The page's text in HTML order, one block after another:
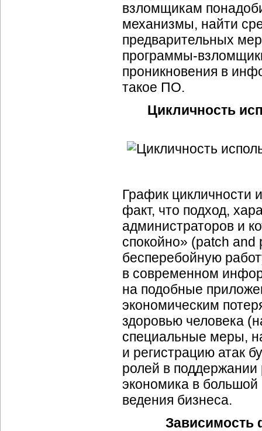
взломщикам
механизмы, найти
предварительных
программы-
проникновения в
такое ПО.
Цикличность
График цикличности
факт, что подход,
администраторов и
спокойно» (patch and
бесперебойную
в современном
на подобные
экономическим
здоровью человека
специальные меры,
и регистрацию атак
ролей в поддержании
экономика в большой
ведения бизнеса.
Зависимость